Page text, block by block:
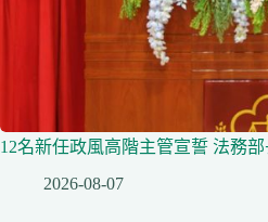
12名新任政風高階主管宣誓 法務
2026-08-07